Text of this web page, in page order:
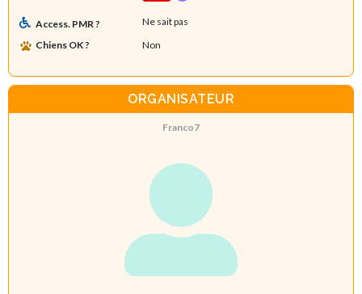
Access. PMR ?
Ne sait pas
Chiens OK ?
Non
ORGANISATEUR
Franco7